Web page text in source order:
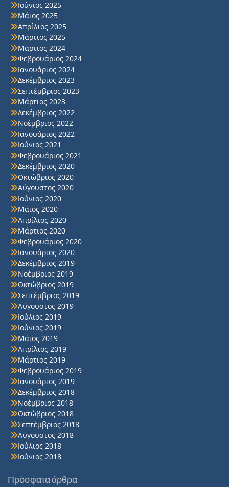
Ιούνιος 2025
Μάιος 2025
Απρίλιος 2025
Μάρτιος 2025
Μάρτιος 2024
Φεβρουάριος 2024
Ιανουάριος 2024
Δεκέμβριος 2023
Σεπτέμβριος 2023
Μάρτιος 2023
Δεκέμβριος 2022
Νοέμβριος 2022
Ιανουάριος 2022
Ιούνιος 2021
Φεβρουάριος 2021
Δεκέμβριος 2020
Οκτώβριος 2020
Αύγουστος 2020
Ιούνιος 2020
Μάιος 2020
Απρίλιος 2020
Μάρτιος 2020
Φεβρουάριος 2020
Ιανουάριος 2020
Δεκέμβριος 2019
Νοέμβριος 2019
Οκτώβριος 2019
Σεπτέμβριος 2019
Αύγουστος 2019
Ιούλιος 2019
Ιούνιος 2019
Μάιος 2019
Απρίλιος 2019
Μάρτιος 2019
Φεβρουάριος 2019
Ιανουάριος 2019
Δεκέμβριος 2018
Νοέμβριος 2018
Οκτώβριος 2018
Σεπτέμβριος 2018
Αύγουστος 2018
Ιούλιος 2018
Ιούνιος 2018
Πρόσφατα άρθρα